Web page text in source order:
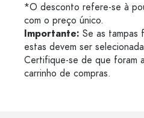
*O desconto refere-se à
com o preço único.
Importante: Se as tampas
estas devem ser
Certifique-se de que foram
carrinho de compras.